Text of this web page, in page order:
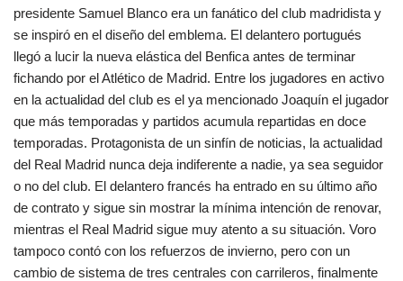
presidente Samuel Blanco era un fanático del club madridista y
se inspiró en el diseño del emblema. El delantero portugués
llegó a lucir la nueva elástica del Benfica antes de terminar
fichando por el Atlético de Madrid. Entre los jugadores en activo
en la actualidad del club es el ya mencionado Joaquín el jugador
que más temporadas y partidos acumula repartidas en doce
temporadas. Protagonista de un sinfín de noticias, la actualidad
del Real Madrid nunca deja indiferente a nadie, ya sea seguidor
o no del club. El delantero francés ha entrado en su último año
de contrato y sigue sin mostrar la mínima intención de renovar,
mientras el Real Madrid sigue muy atento a su situación. Voro
tampoco contó con los refuerzos de invierno, pero con un
cambio de sistema de tres centrales con carrileros, finalmente